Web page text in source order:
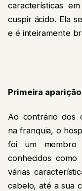
características
cuspir ácido. Ela
e é inteiramente
Primeira
Ao contrário dos
na franquia, o
foi um membro
conhecidos como
várias
cabelo, até a sua